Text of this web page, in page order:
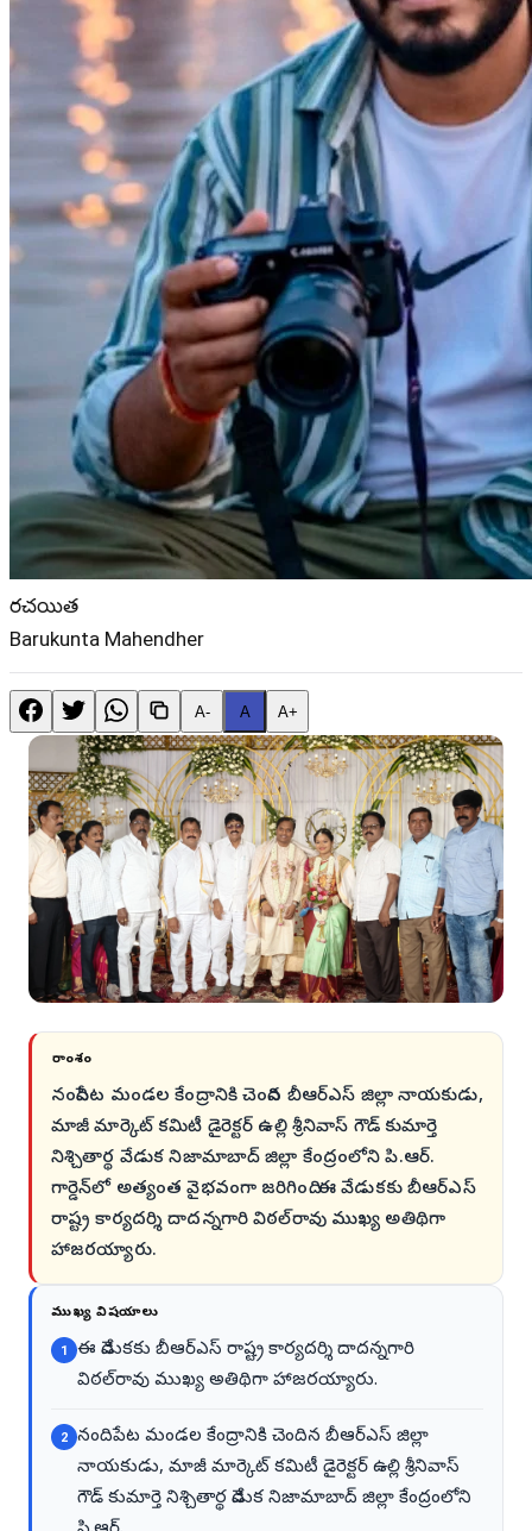
రచయిత
Barukunta Mahendher
A- A A+
సారాంశం
నందిపేట మండల కేంద్రానికి చెందిన బీఆర్ఎస్ జిల్లా నాయకుడు,
మాజీ మార్కెట్ కమిటీ డైరెక్టర్ ఉల్లి శ్రీనివాస్ గౌడ్ కుమార్తె
నిశ్చితార్థ వేడుక నిజామాబాద్ జిల్లా కేంద్రంలోని పి.ఆర్.
గార్డెన్‌లో అత్యంత వైభవంగా జరిగింది. ఈ వేడుకకు బీఆర్ఎస్
రాష్ట్ర కార్యదర్శి దాదన్నగారి విఠల్‌రావు ముఖ్య అతిథిగా
హాజరయ్యారు.
ముఖ్య విషయాలు
1
ఈ వేడుకకు బీఆర్ఎస్ రాష్ట్ర కార్యదర్శి దాదన్నగారి
విఠల్‌రావు ముఖ్య అతిథిగా హాజరయ్యారు.
2
నందిపేట మండల కేంద్రానికి చెందిన బీఆర్ఎస్ జిల్లా
నాయకుడు, మాజీ మార్కెట్ కమిటీ డైరెక్టర్ ఉల్లి శ్రీనివాస్
గౌడ్ కుమార్తె నిశ్చితార్థ వేడుక నిజామాబాద్ జిల్లా కేంద్రంలోని